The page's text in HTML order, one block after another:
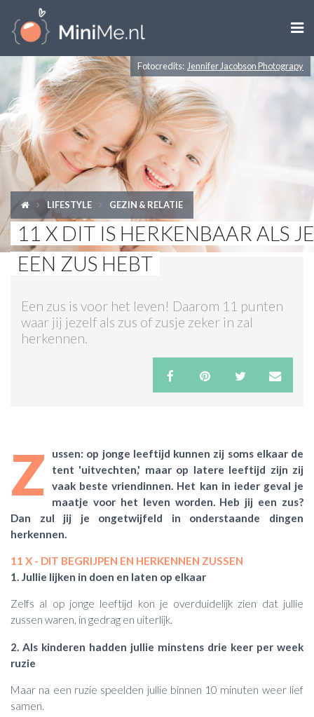

ZWANGER WORDEN
ZWANGER
BABY
PEUTER
KIND
LIFESTYLE
SHOPS
Fotocredits: Jennifer Jacobson Photograpy
LIFESTYLE GEZIN & RELATIE
11 X DIT IS HERKENBAAR ALS JE
EEN ZUS HEBT
Een zus is voor het leven! Daarom 11 punten
waar jij jezelf als zus of zusje zeker in zal
herkennen.
Z
ussen: op jonge leeftijd kunnen zij soms elkaar de
tent 'uitvechten,' maar op latere leeftijd zijn zij
vaak beste vriendinnen. Het kan in ieder geval je
maatje voor het leven worden. Heb jij een zus?
Dan zul jij je ongetwijfeld in onderstaande dingen
herkennen.
11 X - DIT BEGRIJPEN EN HERKENNEN ZUSSEN
1. Jullie lijken in doen en laten op elkaar
Zelfs al op jonge leeftijd kon je overduidelijk zien dat jullie
zussen waren, in gedrag en uiterlijk.
2. Als kinderen hadden jullie minstens drie keer per week
ruzie
Maar na een ruzie speelden jullie binnen 10 minuten weer lief
samen.